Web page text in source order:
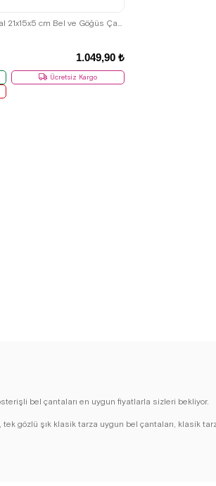
Rakerplus Gri Unisex Minimal 21x15x5 cm Bel ve Göğüs Çantası
1.049,90 ₺
Ücretsiz Kargo
bel çantaları en uygun fiyatlarla sizleri bekliyor.
gözlü şık klasik tarza uygun bel çantaları, klasik